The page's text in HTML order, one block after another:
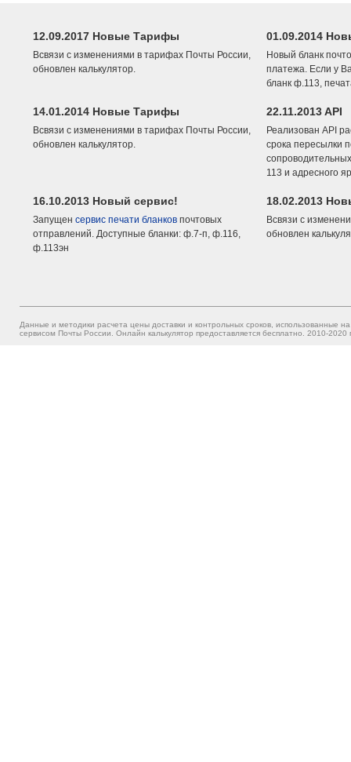
12.09.2017 Новые Тарифы
Всвязи с изменениями в тарифах Почты России,
обновлен калькулятор.
01.09.2014
Новый бланк
платежа. Если у
бланк ф.113,
14.01.2014 Новые Тарифы
Всвязи с изменениями в тарифах Почты России,
обновлен калькулятор.
22.11.2013 API
Реализован API
срока пересылки
113 и адресного
16.10.2013 Новый сервис!
Запущен сервис печати бланков почтовых
отправлений. Доступные бланки: ф.7-п, ф.116,
ф.113эн
18.02.2013
Всвязи с
обновлен
Данные и методики расчета цены доставки и контрольных сроков, использованные
сервисом Почты России. Онлайн калькулятор предоставляется бесплатно. 2010-2020